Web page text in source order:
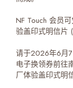
NF Touch 会员
验盖印式明信片
请于2026年6月
电子换领券前往
厂体验盖印式明